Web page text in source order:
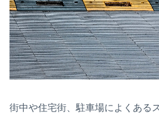
街中や住宅街、駐車場によくある